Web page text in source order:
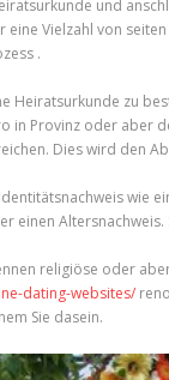
und
eine Vielzahl von
.
Heiratsurkunde zu
in Provinz oder aber
Dies wird den
wie
einen
religiöse oder
dating-websites/
Sie dasein.